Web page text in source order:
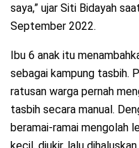
saya,” ujar Siti Bidayah
September 2022.
Ibu 6 anak itu
sebagai kampung tasbih.
ratusan warga pernah
tasbih secara manual.
beramai-ramai mengolah